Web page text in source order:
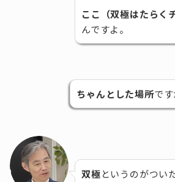
ここ（双極はたらく
んですよ。
ちゃんとした場所です
双極というのがつい